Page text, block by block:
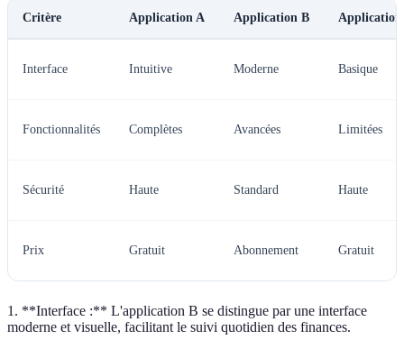
Critère Application A Application B
Interface Intuitive Moderne Basique
Fonctionnalités Complètes Avancées Limitées
Sécurité Haute Standard Haute
Prix Gratuit Abonnement Gratuit
1. **Interface :** L'application B se distingue par une interface
moderne et visuelle, facilitant le suivi quotidien des finances.